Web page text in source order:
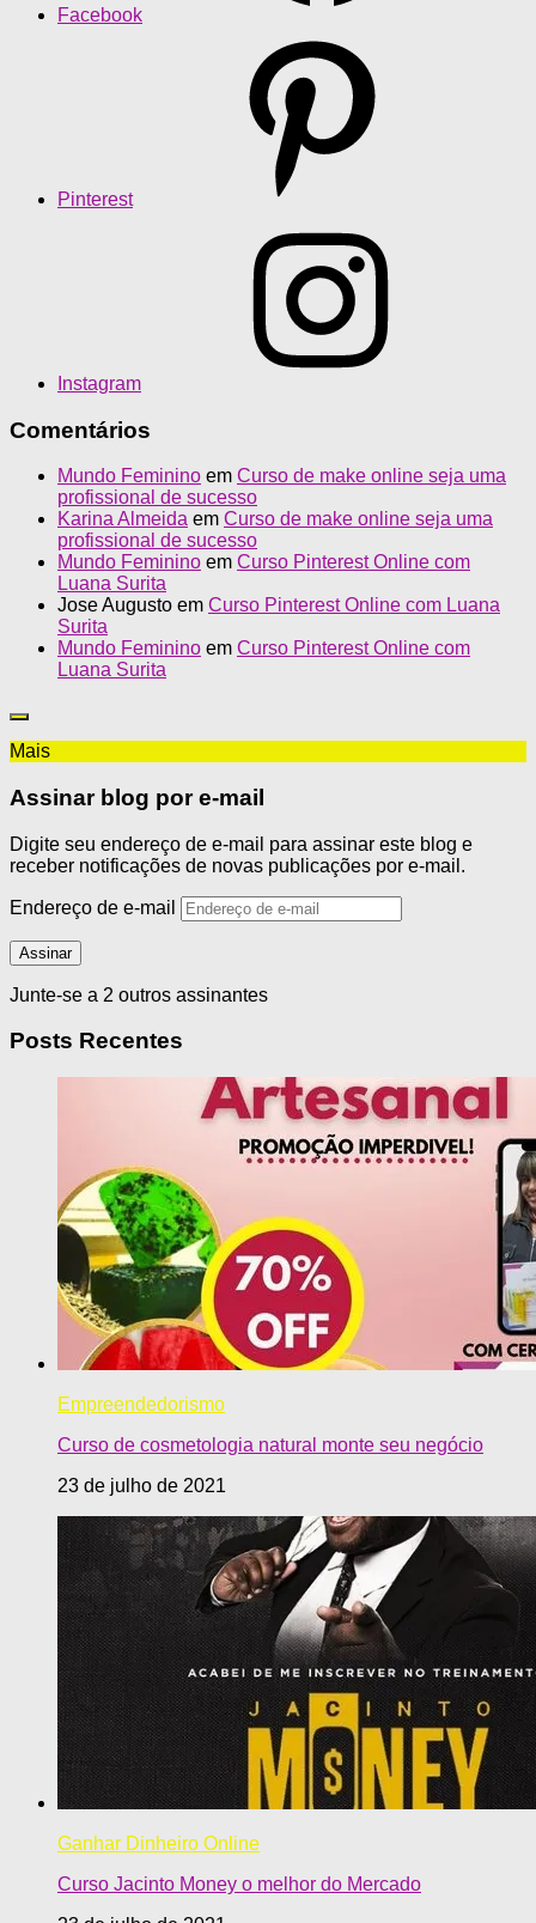
Facebook
Pinterest
Instagram
Comentários
Mundo Feminino em Curso de make online seja uma
profissional de sucesso
Karina Almeida em Curso de make online seja uma
profissional de sucesso
Mundo Feminino em Curso Pinterest Online com
Luana Surita
Jose Augusto em Curso Pinterest Online com Luana
Surita
Mundo Feminino em Curso Pinterest Online com
Luana Surita
Mais
Assinar blog por e-mail
Digite seu endereço de e-mail para assinar este blog e
receber notificações de novas publicações por e-mail.
Endereço de e-mail
Assinar
Junte-se a 2 outros assinantes
Posts Recentes
Empreendedorismo
Curso de cosmetologia natural monte seu negócio
23 de julho de 2021
Ganhar Dinheiro Online
Curso Jacinto Money o melhor do Mercado